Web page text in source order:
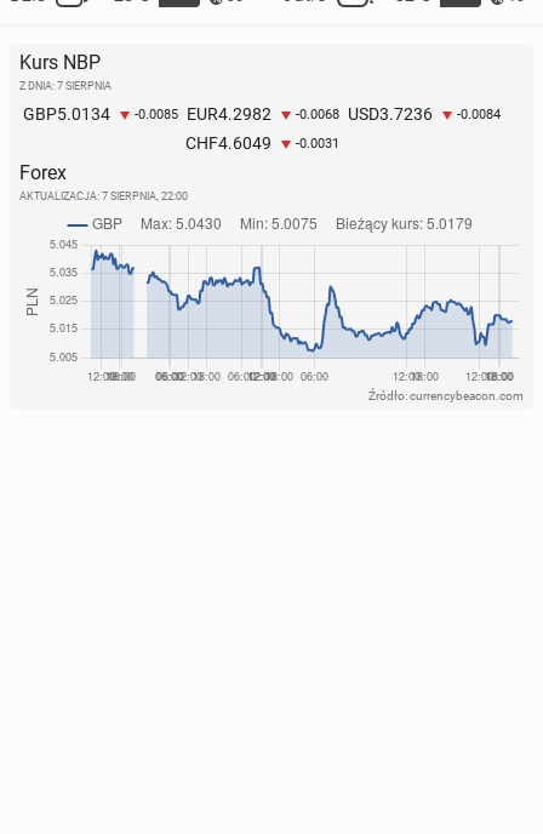
Kurs NBP
Z DNIA: 7 SIERPNIA
GBP5.0134 -0.0085 EUR4.2982 -0.0068 USD3.7236 -0.0084
CHF4.6049 -0.0031
Forex
AKTUALIZACJA: 7 SIERPNIA, 22:00
Źródło: currencybeacon.com